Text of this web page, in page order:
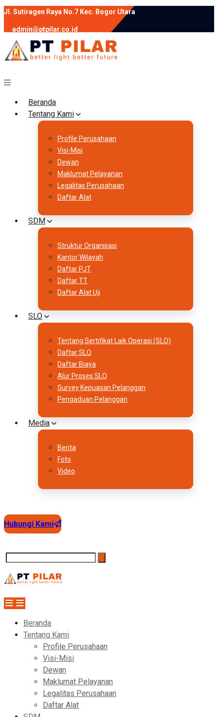
Jl. Sutiragen Raya No.7 Kec. Bogor Utara
admin@ptpilar.co.id
+62 812-9080-0020
instagram facebook
Follow :
Beranda
Tentang Kami
Profile Perusahaan
Visi-Misi
Dewan
Maklumat Pelayanan
Legalitas Perusahaan
Daftar Alat
SDM
Struktur Organisasi
Kantor Wilayah
Daftar PJT
Daftar TT
Daftar Alat Uji
SLO
Tentang Sertifikat Laik Operasi (SLO)
Daftar SLO
Daftar Biaya
Alur Proses SLO
Survey Kepuasan Pelanggan
Pengaduan Pelanggan
Media
Berita
Foto
Video
Hubungi Kami
Beranda
Tentang Kami
Profile Perusahaan
Visi-Misi
Dewan
Maklumat Pelayanan
Legalitas Perusahaan
Daftar Alat